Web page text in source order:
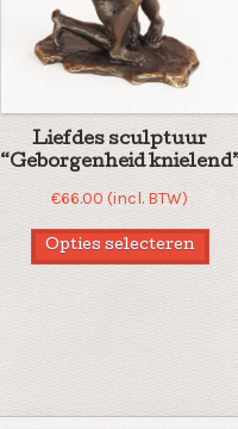
Liefdes sculptuur
“Geborgenheid
€66.00 (incl. BTW)
Opties selecteren